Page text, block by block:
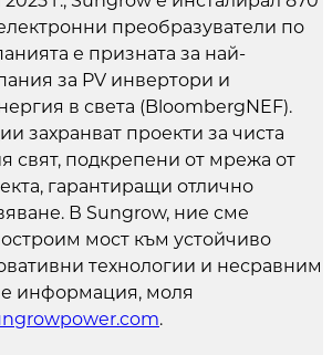
преобразуватели по
е призната за най-
за PV инвертори и
в света (BloombergNEF).
захранват проекти за чиста
свят, подкрепени от мрежа от
гарантиращи отлично
В Sungrow, ние сме
мост към устойчиво
технологии и несравним
информация, моля
.